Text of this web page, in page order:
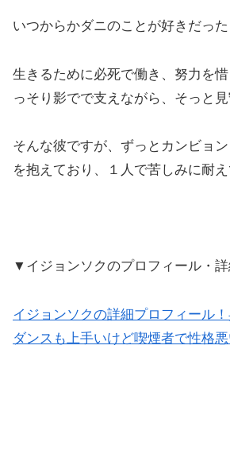
いつからかダニのことが好きだった
生きるために必死で働き、努力を
っそり影でで支えながら、そっと見
そんな彼ですが、ずっとカンビョ
を抱えており、１人で苦しみに耐え
▼イジョンソクのプロフィール・
イジョンソクの詳細プロフィール
ダンスも上手いけど喫煙者で性格悪